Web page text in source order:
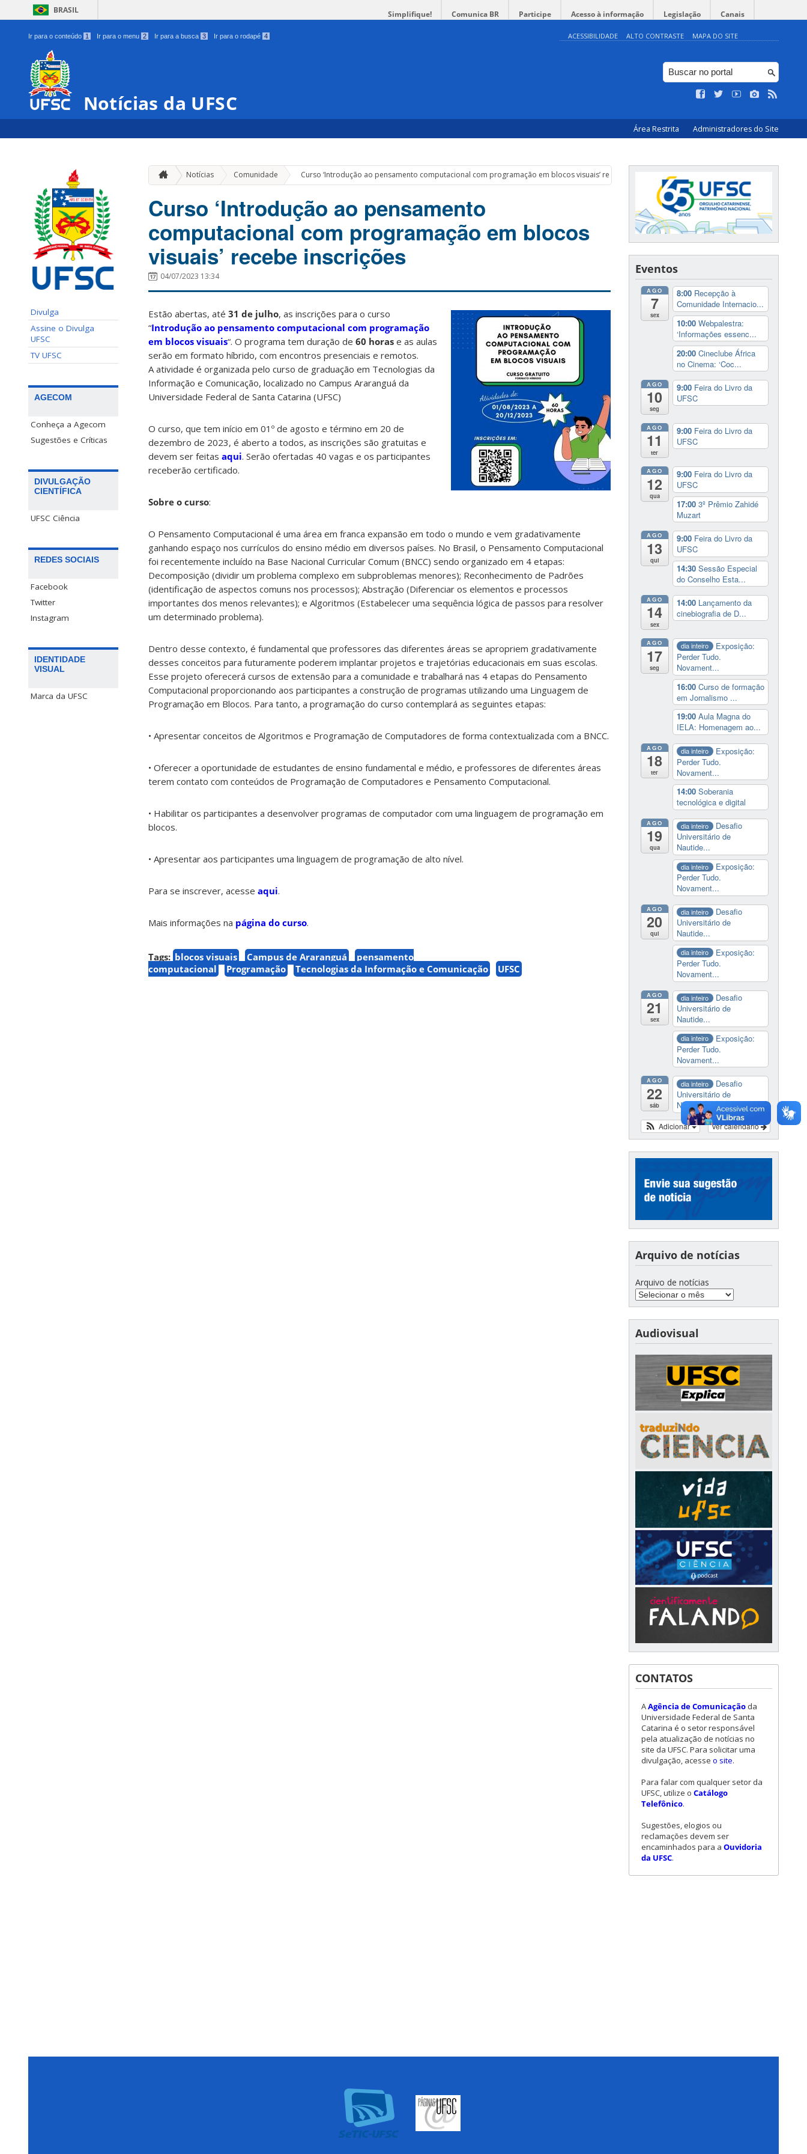
BRASIL Simplifique! Comunica BR Participe Acesso à informação Legislação Canais
Ir para o conteúdo 1 Ir para o menu 2 Ir para a busca 3 Ir para o rodapé 4 ACESSIBILIDADE ALTO CONTRASTE MAPA DO SITE
Notícias da UFSC
Área Restrita Administradores do Site
Divulga
Assine o Divulga
UFSC
TV UFSC
AGECOM
Conheça a Agecom
Sugestões e Críticas
DIVULGAÇÃO
CIENTÍFICA
UFSC Ciência
REDES SOCIAIS
Facebook
Twitter
Instagram
IDENTIDADE
VISUAL
Marca da UFSC
Notícias Comunidade » Curso ‘Introdução ao pensamento computacional com programação em blocos visuais’ recebe inscrições
Curso ‘Introdução ao pensamento
computacional com programação em blocos
visuais’ recebe inscrições
04/07/2023 13:34
Estão abertas, até 31 de julho, as inscrições para o curso
“Introdução ao pensamento computacional com programação
em blocos visuais“. O programa tem duração de 60 horas e as aulas
serão em formato híbrido, com encontros presenciais e remotos.
A atividade é organizada pelo curso de graduação em Tecnologias da
Informação e Comunicação, localizado no Campus Araranguá da
Universidade Federal de Santa Catarina (UFSC)
O curso, que tem início em 01º de agosto e término em 20 de
dezembro de 2023, é aberto a todos, as inscrições são gratuitas e
devem ser feitas aqui. Serão ofertadas 40 vagas e os participantes
receberão certificado.
Sobre o curso:
O Pensamento Computacional é uma área em franca expansão em todo o mundo e vem gradativamente
ganhando espaço nos currículos do ensino médio em diversos países. No Brasil, o Pensamento Computacional
foi recentemente incluído na Base Nacional Curricular Comum (BNCC) sendo organizado em 4 etapas:
Decomposição (dividir um problema complexo em subproblemas menores); Reconhecimento de Padrões
(identificação de aspectos comuns nos processos); Abstração (Diferenciar os elementos e processos
importantes dos menos relevantes); e Algoritmos (Estabelecer uma sequência lógica de passos para resolver
um determinado problema).
Dentro desse contexto, é fundamental que professores das diferentes áreas se apropriem gradativamente
desses conceitos para futuramente poderem implantar projetos e trajetórias educacionais em suas escolas.
Esse projeto oferecerá cursos de extensão para a comunidade e trabalhará nas 4 etapas do Pensamento
Computacional proporcionando aos participantes a construção de programas utilizando uma Linguagem de
Programação em Blocos. Para tanto, a programação do curso contemplará as seguintes etapas:
• Apresentar conceitos de Algoritmos e Programação de Computadores de forma contextualizada com a BNCC.
• Oferecer a oportunidade de estudantes de ensino fundamental e médio, e professores de diferentes áreas
terem contato com conteúdos de Programação de Computadores e Pensamento Computacional.
• Habilitar os participantes a desenvolver programas de computador com uma linguagem de programação em
blocos.
• Apresentar aos participantes uma linguagem de programação de alto nível.
Para se inscrever, acesse aqui.
Mais informações na página do curso.
Tags: blocos visuais Campus de Araranguá
pensamento
computacional
Programação Tecnologias da Informação e Comunicação UFSC
Eventos
AGO
7
sex
8:00 Recepção à
Comunidade Internacio...
10:00 Webpalestra:
‘Informações essenc...
20:00 Cineclube África
no Cinema: ‘Coc...
AGO
10
seg
9:00 Feira do Livro da
UFSC
AGO
11
ter
9:00 Feira do Livro da
UFSC
AGO
12
qua
9:00 Feira do Livro da
UFSC
17:00 3º Prêmio Zahidé
Muzart
AGO
13
qui
9:00 Feira do Livro da
UFSC
14:30 Sessão Especial
do Conselho Esta...
AGO
14
sex
14:00 Lançamento da
cinebiografia de D...
AGO
17
seg
dia inteiro
Exposição:
Perder Tudo.
Novament...
16:00 Curso de formação
em Jornalismo ...
19:00 Aula Magna do
IELA: Homenagem ao...
AGO
18
ter
dia inteiro
Exposição:
Perder Tudo.
Novament...
14:00 Soberania
tecnológica e digital
AGO
19
qua
dia inteiro
Desafio
Universitário de
Nautide...
dia inteiro
Exposição:
Perder Tudo.
Novament...
AGO
20
qui
dia inteiro
Desafio
Universitário de
Nautide...
dia inteiro
Exposição:
Perder Tudo.
Novament...
AGO
21
sex
dia inteiro
Desafio
Universitário de
Nautide...
dia inteiro
Exposição:
Perder Tudo.
Novament...
AGO
22
sáb
dia inteiro
Desafio
Universitário de
Nautide...
Ver calendário
Adicionar
Arquivo de notícias
Arquivo de notícias
Audiovisual
CONTATOS
AAgência de Comunicação da
Universidade Federal de Santa
Catarina é o setor responsável
pela atualização de notícias no
site da UFSC. Para solicitar uma
divulgação, acesse o site.
Para falar com qualquer setor da
UFSC, utilize o Catálogo
Telefônico.
Sugestões, elogios ou
reclamações devem ser
encaminhados para a Ouvidoria
da UFSC.